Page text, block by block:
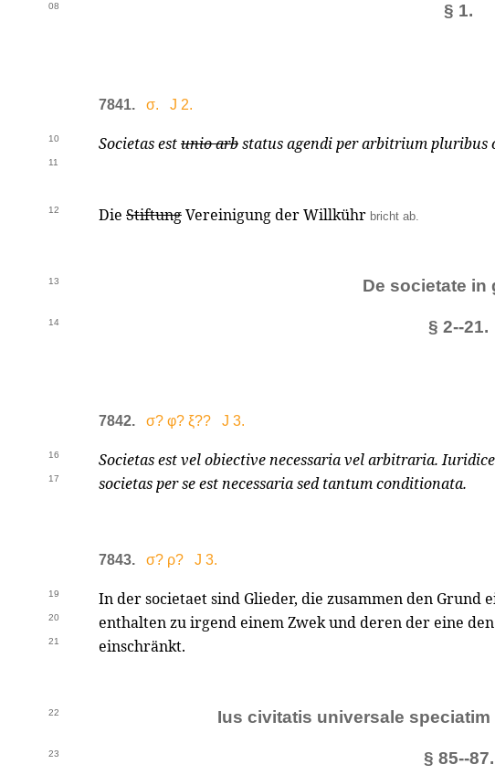
08 § 1.
7841. σ. J 2.
10 Societas estunio arbstatus agendi per arbitrium pluribus
11
12 Die StiftungVereinigung der Willkühr bricht ab.
13 De societate in
14 § 2--21.
7842. σ? φ? ξ?? J 3.
16 Societas est vel obiective necessaria vel arbitraria.
17 societas per se est necessaria sed tantum conditionata.
7843. σ? ρ? J 3.
19 In der societaet sind Glieder, die zusammen den Grund
20 enthalten zu irgend einem Zwek und deren der eine
21 einschränkt.
22 Ius civitatis universale
23 § 85--87.